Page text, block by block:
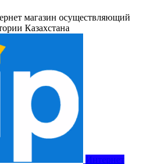
магазин осуществляющий
Казахстана
Интернет